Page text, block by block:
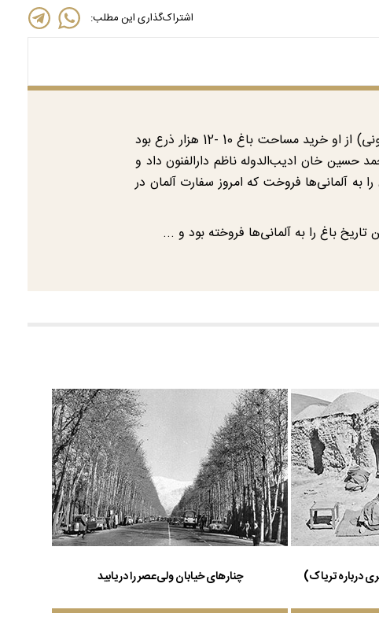
اشتراک‌گذاری این مطلب:
مخبر‌الدوله باغ ملك‌الكتاب را كه در شرق خیابان ایلخانی (فردوسی) مقابل باغ ایلخانی (بانك مركزی وملی كنونی) از او خرید مساحت باغ 10 -12 هزار ذرع بود
خان ادیب‌الدوله ناظم دارالفنون داد و
آلمانی‌ها فروخت كه امروز سفارت آلمان در
چنارهای خیابان ولی‌عصر را دریابید